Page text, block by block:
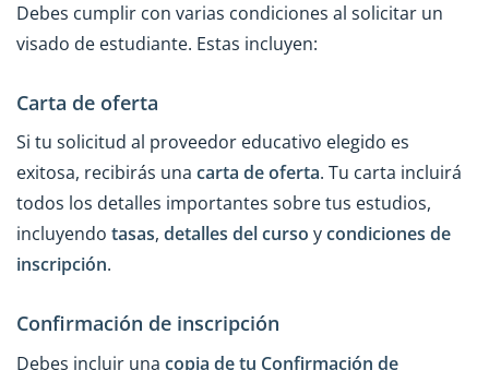
Debes cumplir con varias condiciones al solicitar un
visado de estudiante. Estas incluyen:
Carta de oferta
Si tu solicitud al proveedor educativo elegido es
exitosa, recibirás una carta de oferta. Tu carta incluirá
todos los detalles importantes sobre tus estudios,
incluyendo tasas, detalles del curso ycondiciones de
inscripción.
Confirmación de inscripción
Debes incluir una copia de tu Confirmación de